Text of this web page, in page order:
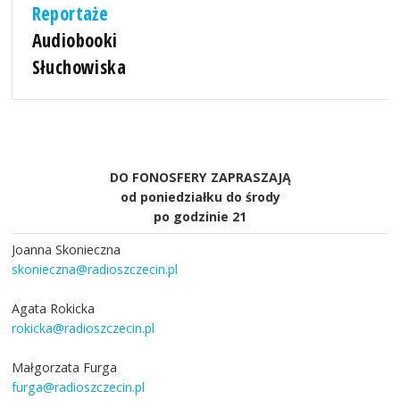
Reportaże
Audiobooki
Słuchowiska
DO FONOSFERY ZAPRASZAJĄ
od poniedziałku do środy
po godzinie 21
Joanna Skonieczna
skonieczna@radioszczecin.pl
Agata Rokicka
rokicka@radioszczecin.pl
Małgorzata Furga
furga@radioszczecin.pl